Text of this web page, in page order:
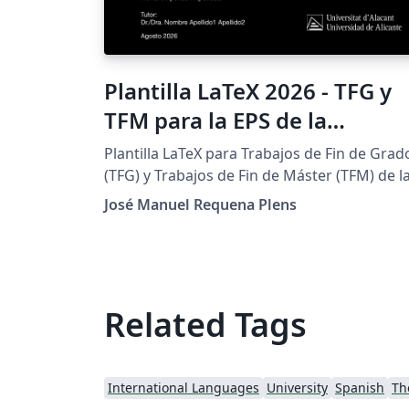
Plantilla LaTeX 2026 - TFG y
TFM para la EPS de la
Universidad de Alicante
(Bachelor's/Master's Thesis
Template)
Plantilla LaTeX para Trabajos de Fin de
(TFG) y Trabajos de Fin de Máster (TFM) de la
Escuela Politécnica Superior (EPS) de la
Universidad de Alicante. Sigue el Reglamento
&gt; LuaLaTeX) y TeX Live 2025 o posterior.
pdfLaTeX o XeLaTeX la compilación falla.
Características: 21 titulaciones
preconfiguradas (8 grados y 13 másteres),
José Manuel Requena Plens
Related Tags
International Languages University Spanish